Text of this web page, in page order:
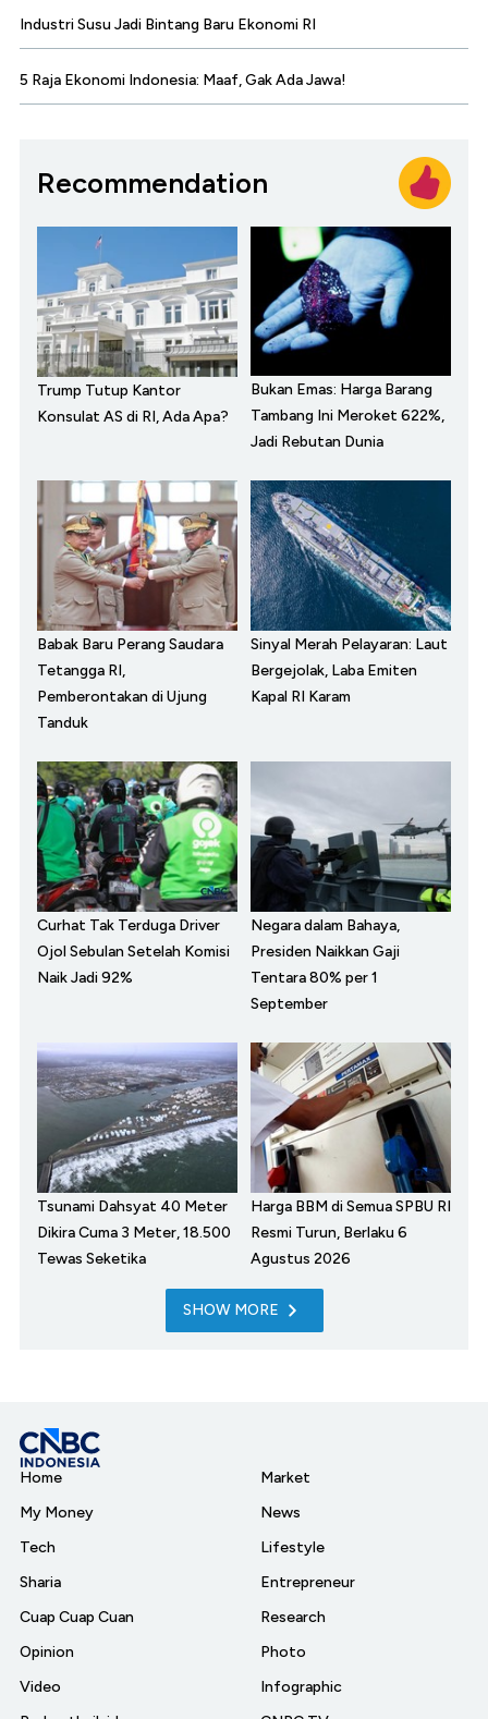
Industri Susu Jadi Bintang Baru Ekonomi RI
5 Raja Ekonomi Indonesia: Maaf, Gak Ada Jawa!
Recommendation
Trump Tutup Kantor
Konsulat AS di RI, Ada Apa?
Bukan Emas: Harga Barang
Tambang Ini Meroket 622%,
Jadi Rebutan Dunia
Babak Baru Perang Saudara
Tetangga RI,
Pemberontakan di Ujung
Tanduk
Sinyal Merah Pelayaran: Laut
Bergejolak, Laba Emiten
Kapal RI Karam
Curhat Tak Terduga Driver
Ojol Sebulan Setelah Komisi
Naik Jadi 92%
Negara dalam Bahaya,
Presiden Naikkan Gaji
Tentara 80% per 1
September
Tsunami Dahsyat 40 Meter
Dikira Cuma 3 Meter, 18.500
Tewas Seketika
Harga BBM di Semua SPBU RI
Resmi Turun, Berlaku 6
Agustus 2026
SHOW MORE
Home
My Money
Tech
Sharia
Cuap Cuap Cuan
Opinion
Video
Market
News
Lifestyle
Entrepreneur
Research
Photo
Infographic